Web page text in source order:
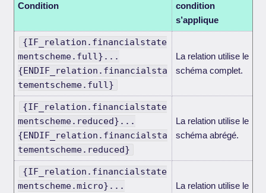
Condition
condition
s’applique
{IF_relation.financialstate
mentscheme.full}...
{ENDIF_relation.financialsta
tementscheme.full}
La relation utilise le
schéma complet.
{IF_relation.financialstate
mentscheme.reduced}...
{ENDIF_relation.financialsta
tementscheme.reduced}
La relation utilise le
schéma abrégé.
{IF_relation.financialstate
mentscheme.micro}...
La relation utilise le